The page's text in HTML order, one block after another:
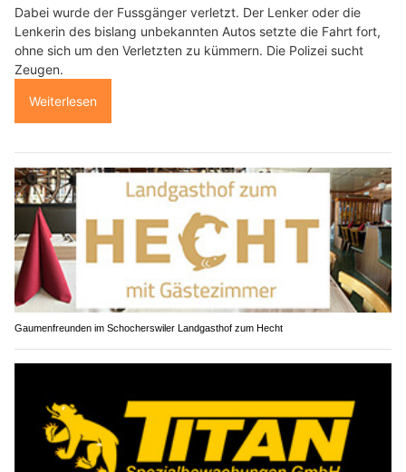
Dabei wurde der Fussgänger verletzt. Der Lenker oder die
Lenkerin des bislang unbekannten Autos setzte die Fahrt fort,
ohne sich um den Verletzten zu kümmern. Die Polizei sucht
Zeugen.
Weiterlesen
Gaumenfreunden im Schocherswiler Landgasthof zum Hecht